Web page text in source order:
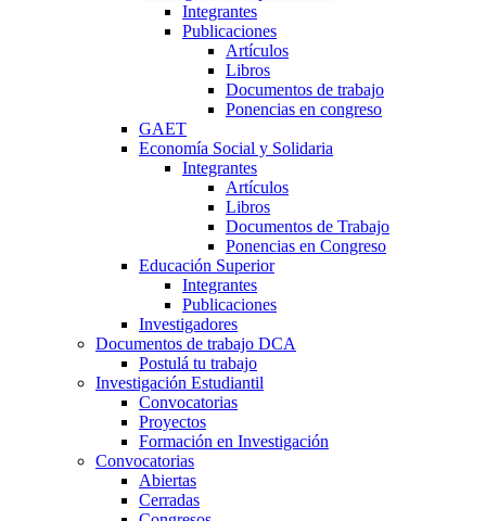
Integrantes
Publicaciones
Artículos
Libros
Documentos de trabajo
Ponencias en congreso
GAET
Economía Social y Solidaria
Integrantes
Artículos
Libros
Documentos de Trabajo
Ponencias en Congreso
Educación Superior
Integrantes
Publicaciones
Investigadores
Documentos de trabajo DCA
Postulá tu trabajo
Investigación Estudiantil
Convocatorias
Proyectos
Formación en Investigación
Convocatorias
Abiertas
Cerradas